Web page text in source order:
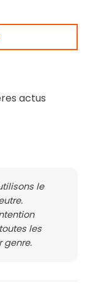
actus
le
les
genre.